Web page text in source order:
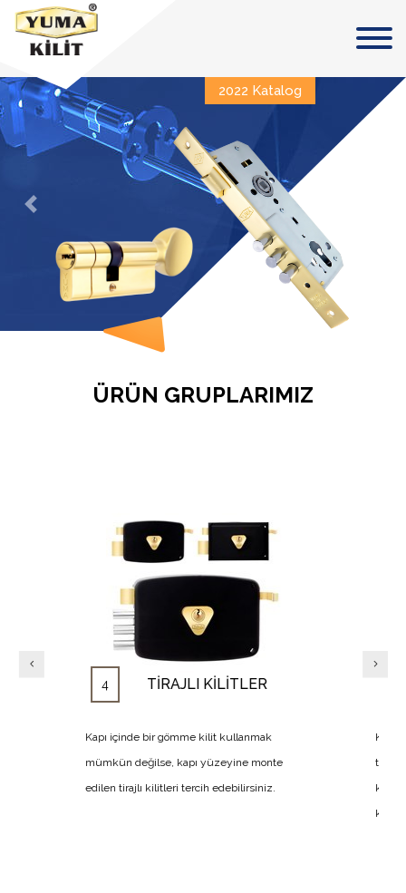
2022 Katalog
Previous
ÜRÜN GRUPLARIMIZ
TİRAJLI KİLİTLER
Kapı içinde bir gömme kilit kullanmak
mümkün değilse, kapı yüzeyine monte
edilen tirajlı kilitleri tercih edebilirsiniz.
Kapı
takılan
kapıdan
koruma